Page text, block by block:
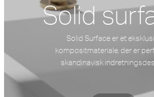
Solid
Solid Surface er et
kompositmateriale, der er
skandinavisk